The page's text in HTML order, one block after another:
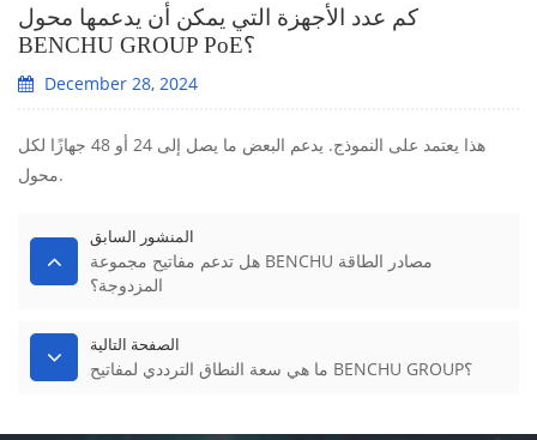
كم عدد الأجهزة التي يمكن أن يدعمها محول
BENCHU GROUP PoE؟
December 28, 2024
هذا يعتمد على النموذج. يدعم البعض ما يصل إلى 24 أو 48 جهازًا لكل
محول.
المنشور السابق
هل تدعم مفاتيح مجموعة BENCHU مصادر الطاقة
المزدوجة؟
الصفحة التالية
ما هي سعة النطاق الترددي لمفاتيح BENCHU GROUP؟